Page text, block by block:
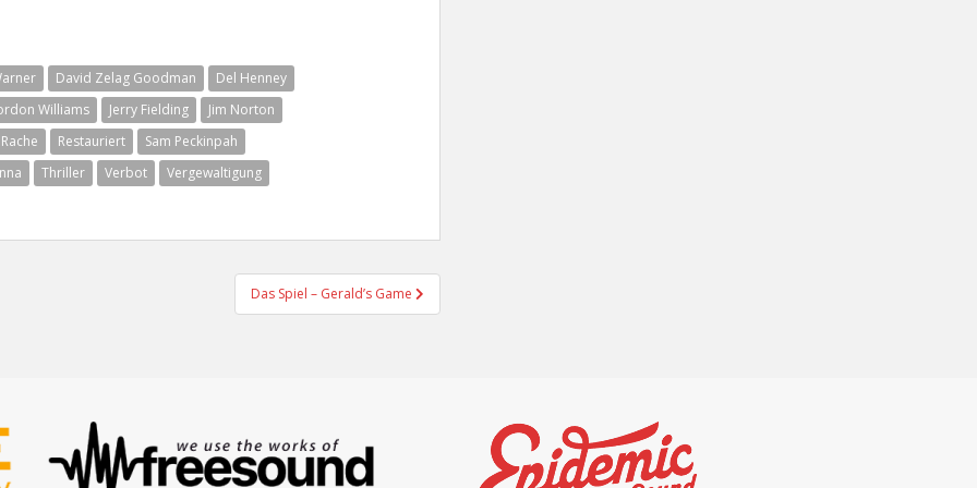
David Zelag Goodman
Del Henney
Williams Jerry Fielding
Jim Norton
Rache Restauriert
Sam Peckinpah
Thriller Verbot Vergewaltigung
Das Spiel – Gerald’s Game